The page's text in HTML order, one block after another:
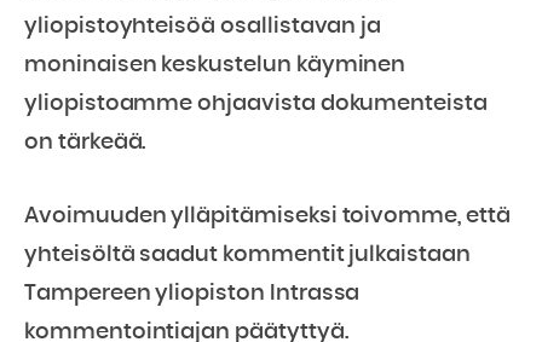
yliopistoyhteisöä osallistavan ja
moninaisen keskustelun käyminen
yliopistoamme ohjaavista dokumenteista
on tärkeää.
Avoimuuden ylläpitämiseksi toivomme, että
yhteisöltä saadut kommentit julkaistaan
Tampereen yliopiston Intrassa
kommentointiajan päätyttyä.